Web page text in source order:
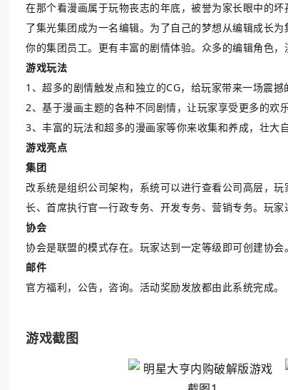
在那个看漫画属于玩物丧志的年底，被誉为家长眼中的
了集光集团成为一名编辑。为了自己的梦想从编辑成长
你的集团员工。更有丰富的剧情体验。众多的编辑角色，
游戏玩法
1、超多的剧情触发点和独立的CG，给玩家带来一场震撼
2、基于漫画主题的各种不同剧情，让玩家享受更多的欢
3、丰富的玩法和超多的漫画家等你来收集和养成，壮大
游戏亮点
集团
改系统是组织公司架构，系统可以进行查看公司高层，
长、首席执行官―行政专务、开发专务、营销专务。玩家
协会
协会是联盟的模式存在。玩家达到一定等级即可创建协会。
邮件
官方福利，公告，咨询。活动奖励发放都由此系统完成。
游戏截图